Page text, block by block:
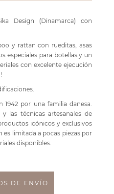
Design (Dinamarca) con
y rattan con rueditas, asas
especiales para botellas y un
con excelente ejecución
1942 por una familia danesa.
las técnicas artesanales de
icónicos y exclusivos
es limitada a pocas piezas por
disponibles.
DE ENVÍO